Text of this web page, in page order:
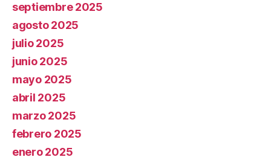
septiembre 2025
agosto 2025
julio 2025
junio 2025
mayo 2025
abril 2025
marzo 2025
febrero 2025
enero 2025